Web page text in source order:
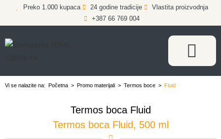
Preko 1.000 kupaca 24 godine tradicije
Vlastita proizvodnja
+387 66 769 004
Vi se nalazite na: Početna > Promo materijali > Termos boce > Fluid
Termos boca Fluid
Termos boca Fluid, 500 ml